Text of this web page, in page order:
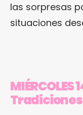
las sorpresas
situaciones
MIÉRCOLES